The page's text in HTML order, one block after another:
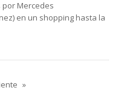
Mercedes
en un shopping hasta la